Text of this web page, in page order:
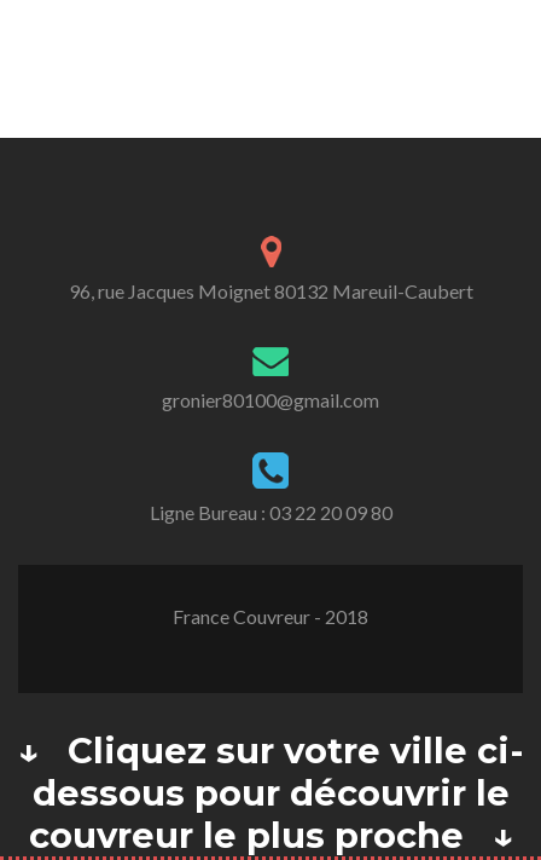
96, rue Jacques Moignet 80132 Mareuil-Caubert
gronier80100@gmail.com
Ligne Bureau : 03 22 20 09 80
France Couvreur - 2018
↓ Cliquez sur votre ville ci-
dessous pour découvrir le
couvreur le plus proche ↓